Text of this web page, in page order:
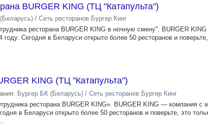
BURGER KING (ТЦ "Катапульта")
/ Сеть ресторанов Бургер Кинг
ресторана BURGER KING в ночную смену". BURGER
Сегодня в Беларуси открыто более 50 ресторанов и
KING (ТЦ "Катапульта")
Бургер БК (Беларусь) / Сеть ресторанов Бургер Кинг
ресторана BURGER KING». BURGER KING — компания с
в Беларуси открыто более 50 ресторанов и поверьте, это